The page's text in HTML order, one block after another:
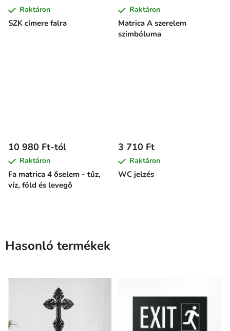
SZK címere falra
Raktáron
Matrica A szerelem
szimbóluma
Raktáron
Fa matrica 4 őselem - tűz,
víz, föld és levegő
10 980 Ft-tól
Raktáron
WC jelzés
3 710 Ft
Raktáron
Hasonló termékek